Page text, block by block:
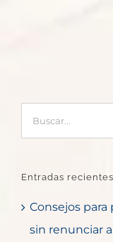
Entradas recientes
Consejos
sin renunciar